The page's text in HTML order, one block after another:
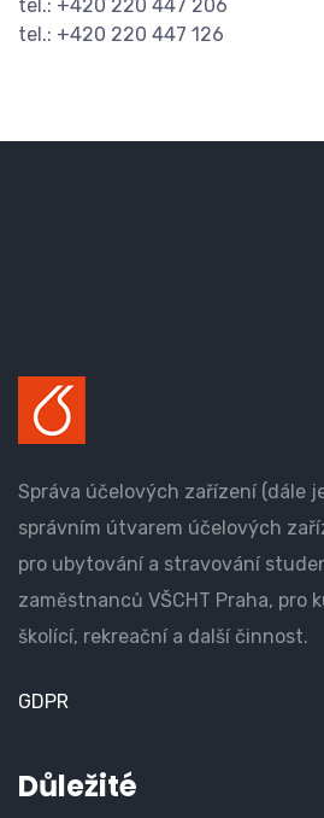
tel.: +420 220 447 206
tel.: +420 220 447 126
Správa účelových zařízení (dále
správním útvarem účelových
pro ubytování a stravování
zaměstnanců VŠCHT Praha, pro
školící, rekreační a další činnost.
GDPR
Důležité